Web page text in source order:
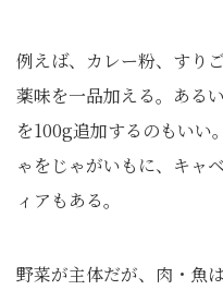
例えば、カレー粉、すり
薬味を一品加える。ある
を100g追加するのもいい
ゃをじゃがいもに、キャ
ィアもある。
野菜が主体だが、肉・魚